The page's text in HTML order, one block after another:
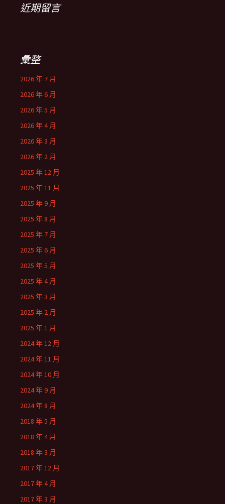
近期留言
彙整
2026 年 7 月
2026 年 6 月
2026 年 5 月
2026 年 4 月
2026 年 3 月
2026 年 2 月
2025 年 12 月
2025 年 11 月
2025 年 9 月
2025 年 8 月
2025 年 7 月
2025 年 6 月
2025 年 5 月
2025 年 4 月
2025 年 3 月
2025 年 2 月
2025 年 1 月
2024 年 12 月
2024 年 11 月
2024 年 10 月
2024 年 9 月
2024 年 8 月
2018 年 5 月
2018 年 4 月
2018 年 3 月
2017 年 12 月
2017 年 4 月
2017 年 3 月